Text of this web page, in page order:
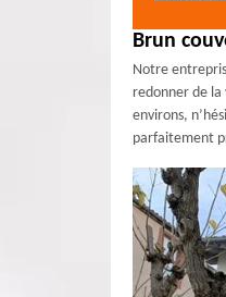
Brun
Notre
redonner de
environs,
parfaitement